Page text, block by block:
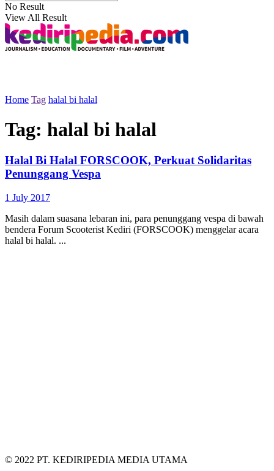
No Result
View All Result
Home Tag halal bi halal
Tag: halal bi halal
Halal Bi Halal FORSCOOK, Perkuat Solidaritas
Penunggang Vespa
1 July 2017
Masih dalam suasana lebaran ini, para penunggang vespa di bawah
bendera Forum Scooterist Kediri (FORSCOOK) menggelar acara
halal bi halal. ...
© 2022 PT. KEDIRIPEDIA MEDIA UTAMA